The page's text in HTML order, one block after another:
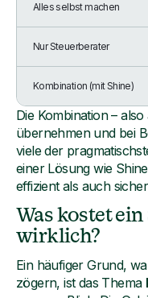
Alles selbst machen
Nur Steuerberater
Kombination (mit Shine)
Die Kombination –
übernehmen und bei
viele der
einer Lösung wie
effizient als auch
Was kostet
wirklich?
Ein häufiger Grund,
zögern, ist das Thema